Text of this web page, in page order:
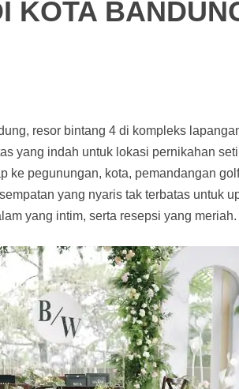
KOTA
resor bintang 4 di kompleks
yang indah untuk lokasi pernikahan
ke pegunungan, kota, pemandangan
yang nyaris tak terbatas untuk
yang intim, serta resepsi yang meriah.